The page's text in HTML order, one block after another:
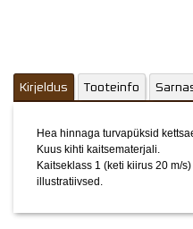
Kirjeldus Tooteinfo
Hea hinnaga turvapüksid
Kuus kihti kaitsematerjali.
Kaitseklass 1 (keti kiirus 20 m/s)
illustratiivsed.